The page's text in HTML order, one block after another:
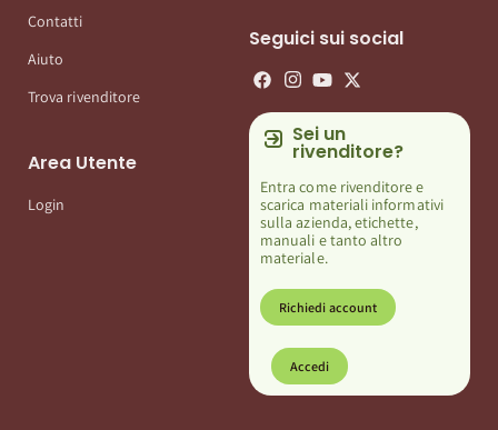
Contatti
Aiuto
Trova rivenditore
Area Utente
Login
Seguici sui social
Sei un
rivenditore?
Entra come rivenditore e
scarica materiali informativi
sulla azienda, etichette,
manuali e tanto altro
materiale.
Richiedi account
Accedi